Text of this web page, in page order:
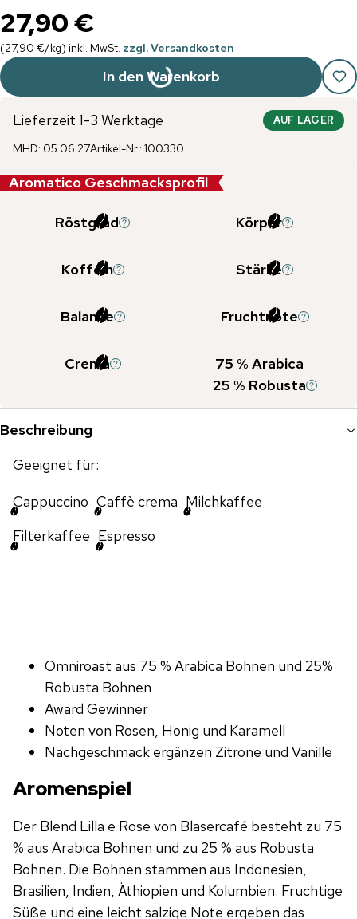
27,90 €
(27,90 €/kg) inkl. MwSt. zzgl. Versandkosten
In den Warenkorb
Lieferzeit 1-3 Werktage AUF LAGER
MHD: 05.06.27Artikel-Nr.: 100330
Aromatico Geschmacksprofil
Röstgrad Körper
Koffein Stärke
Balance Fruchtnote
Crema 75 % Arabica
25 % Robusta
Beschreibung
Geeignet für:
Cappuccino Caffè crema Milchkaffee
Filterkaffee Espresso
Omniroast aus 75 % Arabica Bohnen und 25%
Robusta Bohnen
Award Gewinner
Noten von Rosen, Honig und Karamell
Nachgeschmack ergänzen Zitrone und Vanille
Aromenspiel
Der Blend Lilla e Rose von Blasercafé besteht zu 75
% aus Arabica Bohnen und zu 25 % aus Robusta
Bohnen. Die Bohnen stammen aus Indonesien,
Brasilien, Indien, Äthiopien und Kolumbien. Fruchtige
Süße und eine leicht salzige Note ergeben das